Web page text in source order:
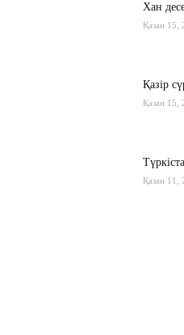
Хан
Қазан 15,
Қазір
Қазан 15,
Қазан 11,